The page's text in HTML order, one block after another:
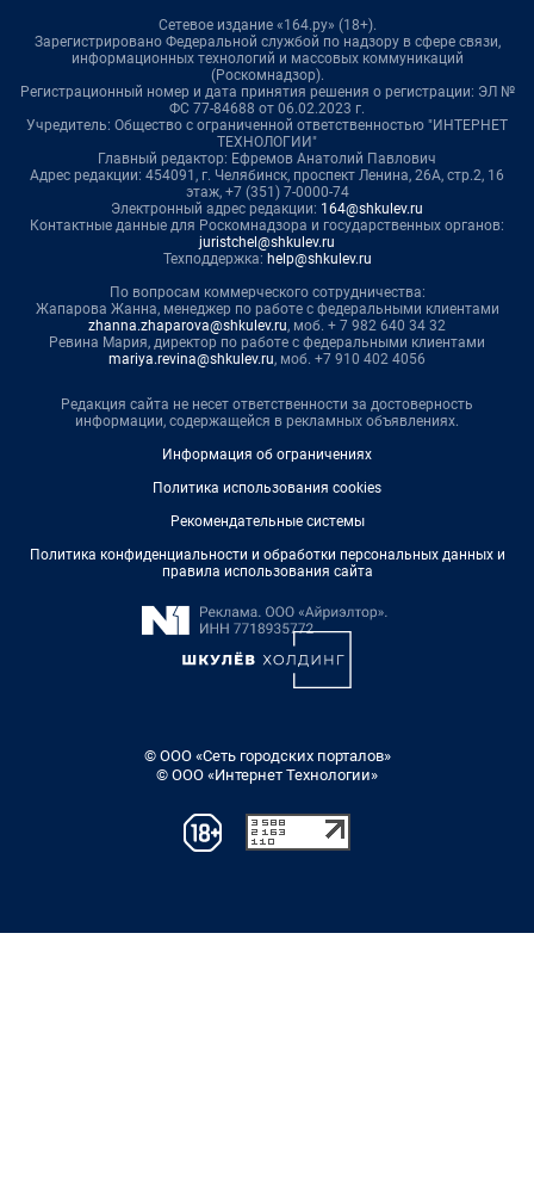
Сетевое издание «164.ру» (18+).
Зарегистрировано Федеральной службой по надзору в сфере связи,
информационных технологий и массовых коммуникаций
(Роскомнадзор).
Регистрационный номер и дата принятия решения о регистрации: ЭЛ №
ФС 77-84688 от 06.02.2023 г.
Учредитель: Общество с ограниченной ответственностью "ИНТЕРНЕТ
ТЕХНОЛОГИИ"
Главный редактор: Ефремов Анатолий Павлович
Адрес редакции: 454091, г. Челябинск, проспект Ленина, 26А, стр.2, 16
этаж, +7 (351) 7-0000-74
Электронный адрес редакции: 164@shkulev.ru
Контактные данные для Роскомнадзора и государственных органов:
juristchel@shkulev.ru
Техподдержка: help@shkulev.ru
По вопросам коммерческого сотрудничества:
Жапарова Жанна, менеджер по работе с федеральными клиентами
zhanna.zhaparova@shkulev.ru, моб. + 7 982 640 34 32
Ревина Мария, директор по работе с федеральными клиентами
mariya.revina@shkulev.ru, моб. +7 910 402 4056
Редакция сайта не несет ответственности за достоверность
информации, содержащейся в рекламных объявлениях.
Информация об ограничениях
Политика использования cookies
Рекомендательные системы
Политика конфиденциальности и обработки персональных данных и
правила использования сайта
© ООО «Сеть городских порталов»
© ООО «Интернет Технологии»